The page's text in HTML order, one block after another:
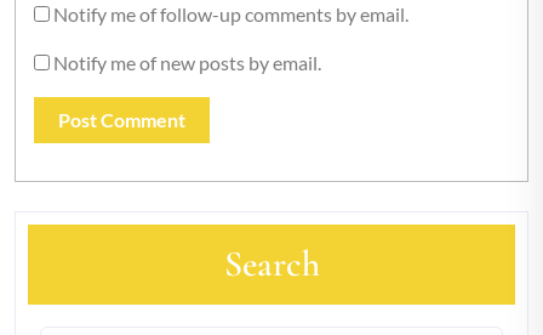
Notify me of follow-up comments by email.
Notify me of new posts by email.
Search